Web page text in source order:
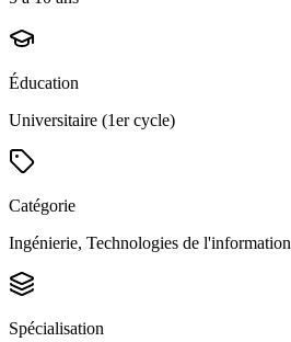
Éducation
Universitaire (1er cycle)
Catégorie
Ingénierie, Technologies de l'information
Spécialisation